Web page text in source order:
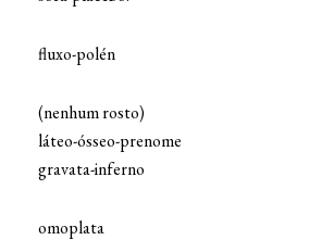
fluxo-polén
(nenhum rosto)
láteo-ósseo-prenome
gravata-inferno
omoplata